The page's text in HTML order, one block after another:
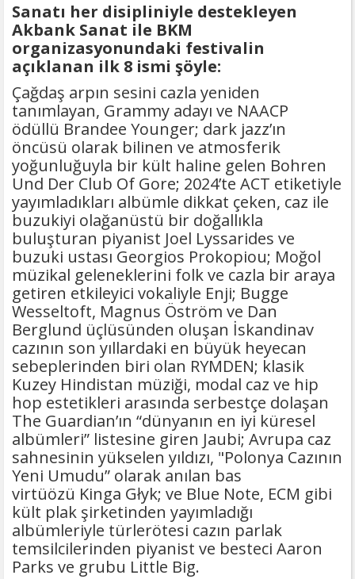
Sanatı her disipliniyle destekleyen
Akbank Sanat ile BKM
organizasyonundaki festivalin
açıklanan ilk 8 ismi şöyle:
Çağdaş arpın sesini cazla yeniden
tanımlayan, Grammy adayı ve NAACP
ödüllü Brandee Younger; dark jazz’ın
öncüsü olarak bilinen ve atmosferik
yoğunluğuyla bir kült haline gelen Bohren
Und Der Club Of Gore; 2024’te ACT etiketiyle
yayımladıkları albümle dikkat çeken, caz ile
buzukiyi olağanüstü bir doğallıkla
buluşturan piyanist Joel Lyssarides ve
buzuki ustası Georgios Prokopiou; Moğol
müzikal geleneklerini folk ve cazla bir araya
getiren etkileyici vokaliyle Enji; Bugge
Wesseltoft, Magnus Öström ve Dan
Berglund üçlüsünden oluşan İskandinav
cazının son yıllardaki en büyük heyecan
sebeplerinden biri olan RYMDEN; klasik
Kuzey Hindistan müziği, modal caz ve hip
hop estetikleri arasında serbestçe dolaşan
The Guardian’ın “dünyanın en iyi küresel
albümleri” listesine giren Jaubi; Avrupa caz
sahnesinin yükselen yıldızı, "Polonya Cazının
Yeni Umudu” olarak anılan bas
virtüözü Kinga Głyk; ve Blue Note, ECM gibi
kült plak şirketinden yayımladığı
albümleriyle türlerötesi cazın parlak
temsilcilerinden piyanist ve besteci Aaron
Parks ve grubu Little Big.